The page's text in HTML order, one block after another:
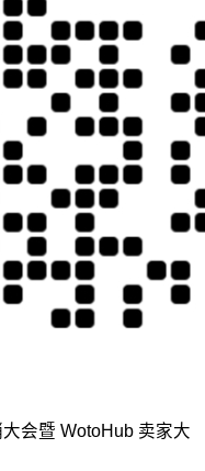
会暨 WotoHub 卖家大